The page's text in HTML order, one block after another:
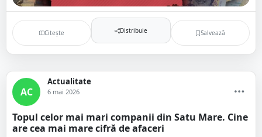
Citește Distribuie Salvează
AC
Actualitate
6 mai 2026
Topul celor mai mari companii din Satu Mare. Cine
are cea mai mare cifră de afaceri